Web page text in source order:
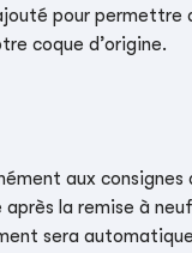
pour permettre
coque d’origine.
aux consignes
après la remise à
sera